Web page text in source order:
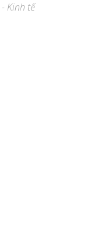
Kinh tế